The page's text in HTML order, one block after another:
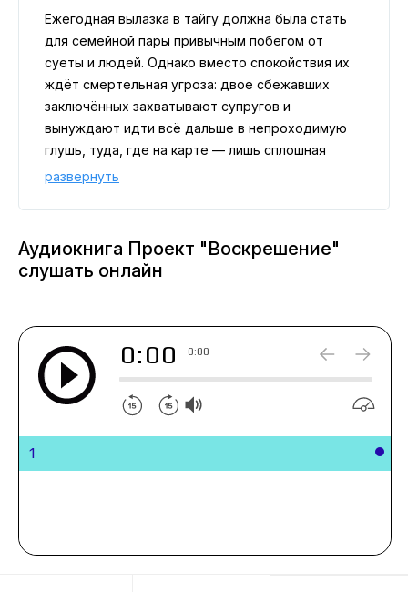
Ежегодная вылазка в тайгу должна была стать
для семейной пары привычным побегом от
суеты и людей. Однако вместо спокойствия их
ждёт смертельная угроза: двое сбежавших
заключённых захватывают супругов и
вынуждают идти всё дальше в непроходимую
глушь, туда, где на карте — лишь сплошная
зелень.
ситуацию: в чаще обнаруживается заброшенный
посторонних глаз. То, что ещё со времён войны
держали под замком, начинает вырываться
развернуть
Аудиокнига Проект "Воскрешение"
слушать онлайн
0:00 0:00
1